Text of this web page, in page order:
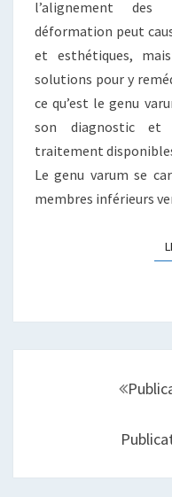
l’alignement des
déformation peut
et esthétiques,
solutions pour y
ce qu’est le genu
son diagnostic et
traitement
Le genu varum se
membres inférieurs